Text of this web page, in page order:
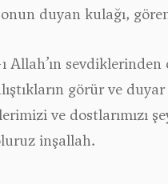
duyan kulağı,
Allah’ın
görür ve
ve dostlarımızı
inşallah.